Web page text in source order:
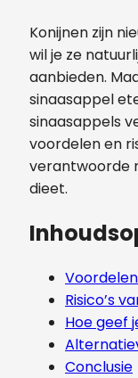
Konijnen zijn
wil je ze
aanbieden.
sinaasappel
sinaasappels
voordelen en
verantwoorde
dieet.
Risico’s
Hoe geef
Conclusie